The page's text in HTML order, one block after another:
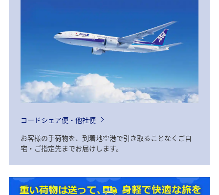
コードシェア便・他社便
お客様の手荷物を、到着地空港で引き取ることなくご自
宅・ご指定先までお届けします。